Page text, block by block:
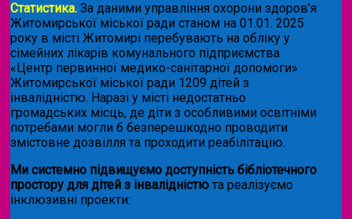
Статистика. За даними управління охорони здоров’я
Житомирської міської ради станом на 01.01. 2025
року в місті Житомирі перебувають на обліку у
сімейних лікарів комунального підприємства
«Центр первинної медико-санітарної допомоги»
Житомирської міської ради 1209 дітей з
інвалідністю. Наразі у місті недостатньо
громадських місць, де діти з особливими освітніми
потребами могли б безперешкодно проводити
змістовне дозвілля та проходити реабілітацію.
Ми системно підвищуємо доступність бібліотечного
простору для дітей з інвалідністю та реалізуємо
інклюзивні проекти: